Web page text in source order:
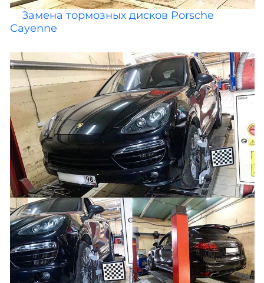
Замена тормозных дисков Porsche
Cayenne